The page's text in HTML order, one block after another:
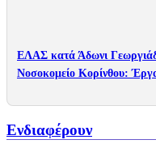
ΕΛΑΣ κατά Άδωνι
Νοσοκομείο Κορίνθου:
Ενδιαφέρουν